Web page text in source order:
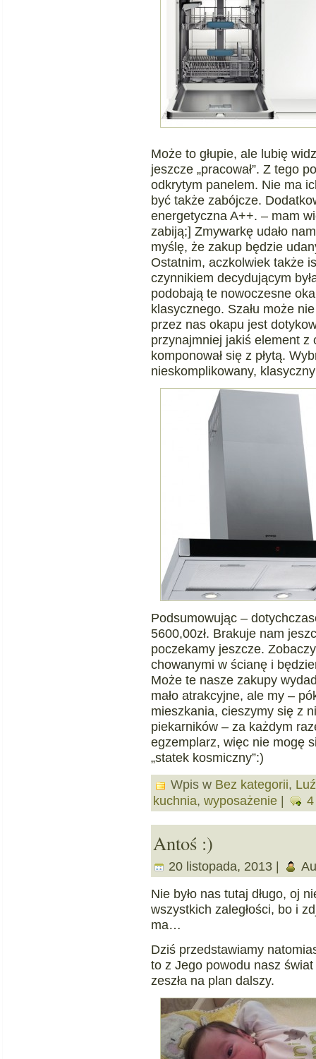
Może to głupie, ale lubię
jeszcze „pracował”. Z tego
odkrytym panelem. Nie ma
być także zabójcze.
energetyczna A++. – mam
zabiją;] Zmywarkę udało
myślę, że zakup będzie
Ostatnim, aczkolwiek także
czynnikiem decydującym
podobają te nowoczesne
klasycznego. Szału może
przez nas okapu jest
przynajmniej jakiś element z
komponował się z płytą.
nieskomplikowany,
Podsumowując –
5600,00zł. Brakuje nam
poczekamy jeszcze.
chowanymi w ścianę i
Może te nasze zakupy
mało atrakcyjne, ale my –
mieszkania, cieszymy się z
piekarników – za każdym
egzemplarz, więc nie mogę
„statek kosmiczny”:)
Wpis w Bez kategorii,
kuchnia, wyposażenie |
Antoś :)
20 listopada, 2013 |
Nie było nas tutaj długo, oj
wszystkich zaległości, bo i
ma…
Dziś przedstawiamy
to z Jego powodu nasz
zeszła na plan dalszy.